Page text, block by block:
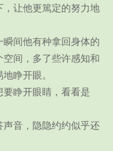
让他更篤定的努力地
间他有种拿回身体的
间，多了些许感知和
睁开眼。
睁开眼睛，看看是
音，隐隐约约似乎还